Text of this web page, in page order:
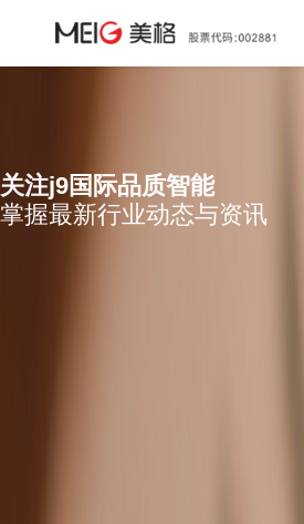
关注j9国际品质智能
掌握最新行业动态与资讯